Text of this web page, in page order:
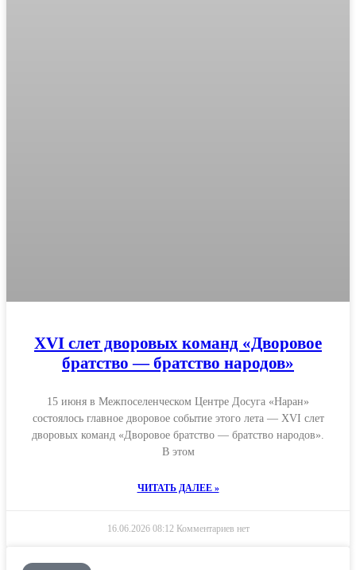
XVI слет дворовых команд «Дворовое
братство — братство народов»
15 июня в Межпоселенческом Центре Досуга «Наран»
состоялось главное дворовое событие этого лета — XVI слет
дворовых команд «Дворовое братство — братство народов».
В этом
ЧИТАТЬ ДАЛЕE »
16.06.2026 08:12 Комментариев нет